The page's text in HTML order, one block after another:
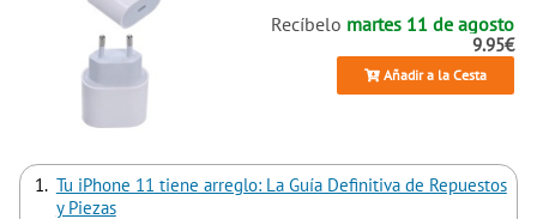
Recíbelo martes 11 de agosto
9.95€
Añadir a la Cesta
Tu iPhone 11 tiene arreglo: La Guía Definitiva de Repuestos
y Piezas